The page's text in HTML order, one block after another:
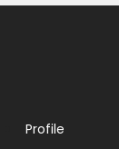
Profile